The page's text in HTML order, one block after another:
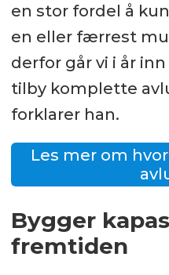
en stor fordel å
en eller færrest
derfor går vi i år
tilby komplette
forklarer han.
Les mer om
Bygger
fremtiden